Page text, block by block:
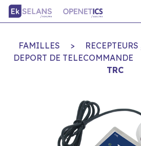
FAMILLES >
DEPORT DE TELECOMMANDE
TRC